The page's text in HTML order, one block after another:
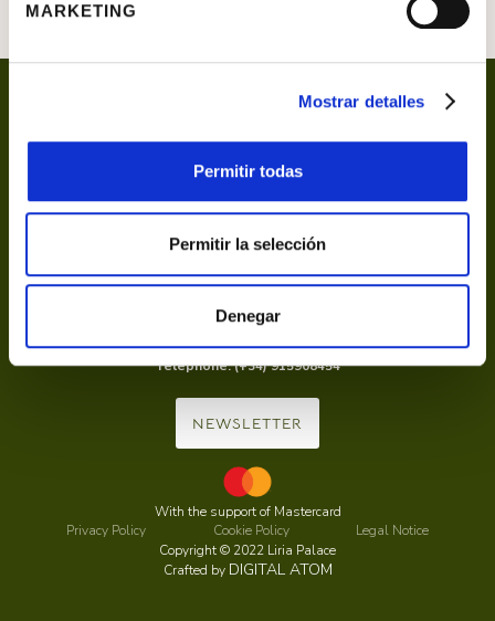
MARKETING
Mostrar detalles
Permitir todas
Permitir la selección
Denegar
Calle de la Princesa, 20, 28008 Madrid
info@palaciodeliria.com
From 10:00 to 13:30 and from 16:00 to 19:15, Monday to Sunday,
including holidays.
Telephone: (+34) 915908454
NEWSLETTER
With the support of Mastercard
Privacy Policy
Cookie Policy
Legal Notice
Copyright © 2022 Liria Palace
Crafted by DIGITAL ATOM